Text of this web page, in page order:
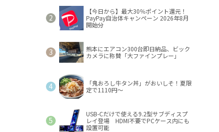
【今日から】最大30％ポイント還元！
PayPay自治体キャンペーン 2026年8月
開始分
熊本にエアコン300台即日納品、ビック
カメラに称賛「大ファインプレー」
「鬼おろし牛タン丼」がおいしそ！夏限
定で1110円～
USB-Cだけで使える9.2型サブディスプ
レイ登場 HDMI不要でPCケース内にも
設置可能